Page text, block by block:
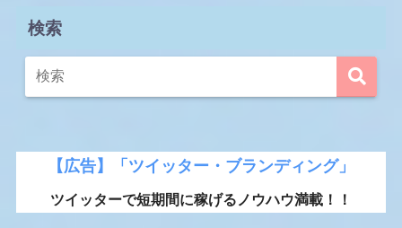
検索
【広告】「ツイッター・ブランディング」
ツイッターで短期間に稼げるノウハウ満載！！